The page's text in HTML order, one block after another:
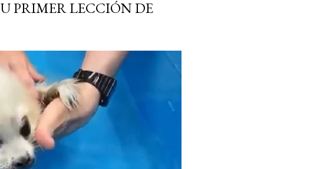
PRIMER LECCIÓN DE